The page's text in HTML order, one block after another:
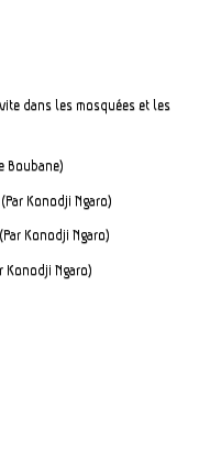
dans les mosquées et les
Boubane)
Konodji Ngaro)
Konodji Ngaro)
Konodji Ngaro)